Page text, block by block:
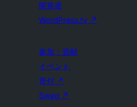
開発者
WordPress.tv ↗
参加・貢献
イベント
寄付 ↗
Swag ↗